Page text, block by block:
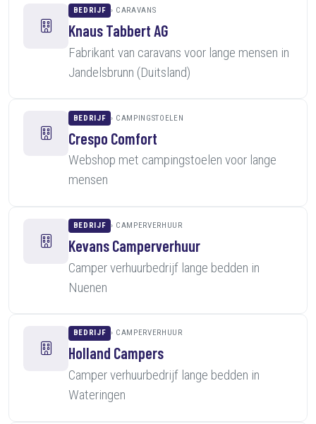
BEDRIJF CARAVANS
Knaus Tabbert AG
Fabrikant van caravans voor lange mensen in
Jandelsbrunn (Duitsland)
BEDRIJF CAMPINGSTOELEN
Crespo Comfort
Webshop met campingstoelen voor lange
mensen
BEDRIJF CAMPERVERHUUR
Kevans Camperverhuur
Camper verhuurbedrijf lange bedden in
Nuenen
BEDRIJF CAMPERVERHUUR
Holland Campers
Camper verhuurbedrijf lange bedden in
Wateringen